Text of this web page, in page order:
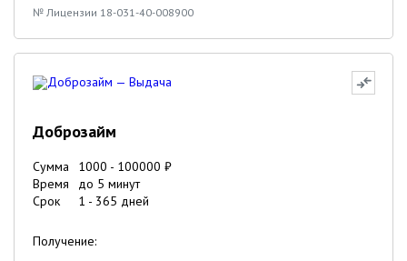
№ Лицензии 18-031-40-008900
Доброзайм
Сумма 1000 - 100000 ₽
Время
до 5 минут
Срок
1 - 365 дней
Получение: